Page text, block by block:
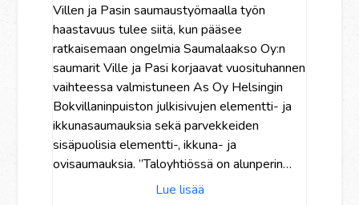
Villen ja Pasin saumaustyömaalla työn
haastavuus tulee siitä, kun pääsee
ratkaisemaan ongelmia Saumalaakso Oy:n
saumarit Ville ja Pasi korjaavat vuosituhannen
vaihteessa valmistuneen As Oy Helsingin
Bokvillaninpuiston julkisivujen elementti- ja
ikkunasaumauksia sekä parvekkeiden
sisäpuolisia elementti-, ikkuna- ja
ovisaumauksia. ”Taloyhtiössä on alunperin…
Lue lisää